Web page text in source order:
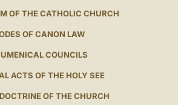
OF THE CATHOLIC CHURCH
OF CANON LAW
COUNCILS
ACTS OF THE HOLY SEE
OF THE CHURCH